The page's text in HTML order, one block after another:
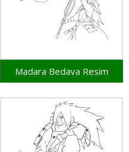
Madara Bedava Resim